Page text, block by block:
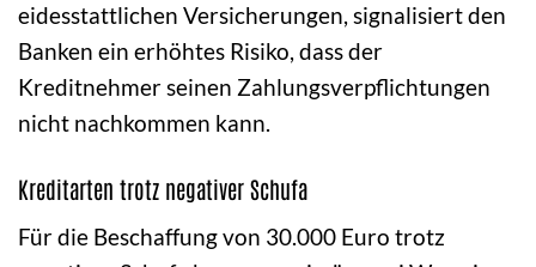
eidesstattlichen Versicherungen, signalisiert den
Banken ein erhöhtes Risiko, dass der
Kreditnehmer seinen Zahlungsverpflichtungen
nicht nachkommen kann.
Kreditarten trotz negativer Schufa
Für die Beschaffung von 30.000 Euro trotz